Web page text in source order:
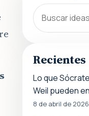
Recientes
Lo que
Weil pueden
8 de abril de 2026